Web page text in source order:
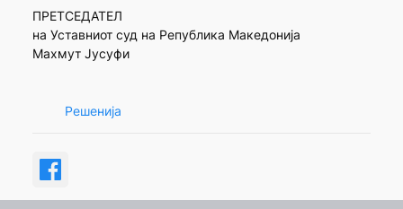
ПРЕТСЕДАТЕЛ
на Уставниот суд на Република Македонија
Махмут Јусуфи
Решенија